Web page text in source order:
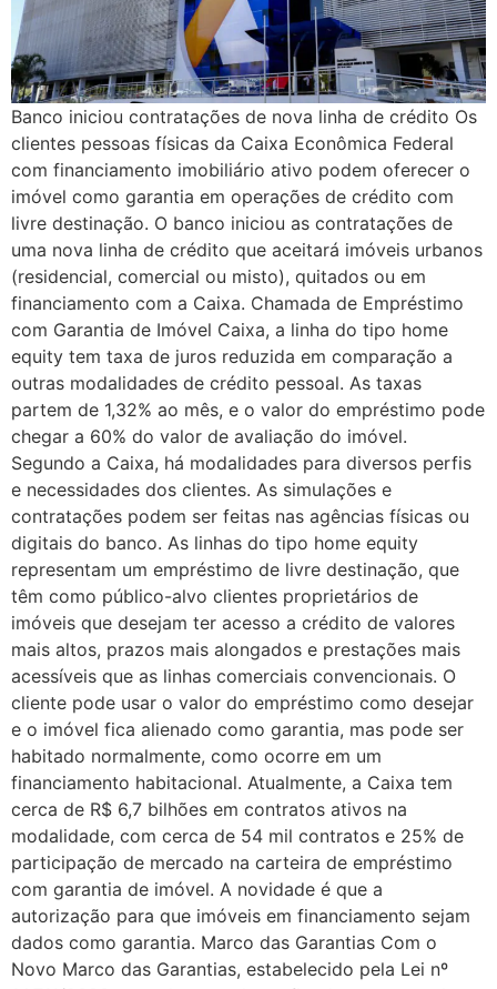
Banco iniciou contratações de nova linha de crédito Os
clientes pessoas físicas da Caixa Econômica Federal
com financiamento imobiliário ativo podem oferecer o
imóvel como garantia em operações de crédito com
livre destinação. O banco iniciou as contratações de
uma nova linha de crédito que aceitará imóveis urbanos
(residencial, comercial ou misto), quitados ou em
financiamento com a Caixa. Chamada de Empréstimo
com Garantia de Imóvel Caixa, a linha do tipo home
equity tem taxa de juros reduzida em comparação a
outras modalidades de crédito pessoal. As taxas
partem de 1,32% ao mês, e o valor do empréstimo pode
chegar a 60% do valor de avaliação do imóvel.
Segundo a Caixa, há modalidades para diversos perfis
e necessidades dos clientes. As simulações e
contratações podem ser feitas nas agências físicas ou
digitais do banco. As linhas do tipo home equity
representam um empréstimo de livre destinação, que
têm como público-alvo clientes proprietários de
imóveis que desejam ter acesso a crédito de valores
mais altos, prazos mais alongados e prestações mais
acessíveis que as linhas comerciais convencionais. O
cliente pode usar o valor do empréstimo como desejar
e o imóvel fica alienado como garantia, mas pode ser
habitado normalmente, como ocorre em um
financiamento habitacional. Atualmente, a Caixa tem
cerca de R$ 6,7 bilhões em contratos ativos na
modalidade, com cerca de 54 mil contratos e 25% de
participação de mercado na carteira de empréstimo
com garantia de imóvel. A novidade é que a
autorização para que imóveis em financiamento sejam
dados como garantia. Marco das Garantias Com o
Novo Marco das Garantias, estabelecido pela Lei nº